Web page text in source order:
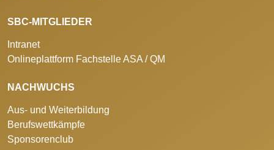
SBC-MITGLIEDER
Intranet
Onlineplattform Fachstelle ASA / QM
NACHWUCHS
Aus- und Weiterbildung
Berufswettkämpfe
Sponsorenclub